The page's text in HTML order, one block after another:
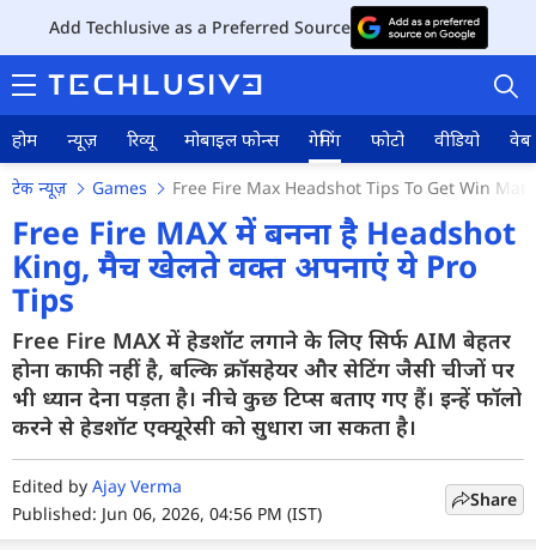
Add Techlusive as a Preferred Source
होम न्यूज़ रिव्यू मोबाइल फोन्स गेमिंग फोटो वीडियो वेब
होम
न्यूज़
रिव्यू
मोबाइल फोन्स
गेमिंग
टेक न्यूज़ Games Free Fire Max Headshot Tips To Get Win
Free Fire MAX में बनना है Headshot
King, मैच खेलते वक्त अपनाएं ये Pro
Tips
Free Fire MAX में हेडशॉट लगाने के लिए सिर्फ AIM बेहतर
होना काफी नहीं है, बल्कि क्रॉसहेयर और सेटिंग जैसी चीजों पर
भी ध्यान देना पड़ता है। नीचे कुछ टिप्स बताए गए हैं। इन्हें फॉलो
करने से हेडशॉट एक्यूरेसी को सुधारा जा सकता है।
Edited by Ajay Verma
Published: Jun 06, 2026, 04:56 PM (IST)
Share